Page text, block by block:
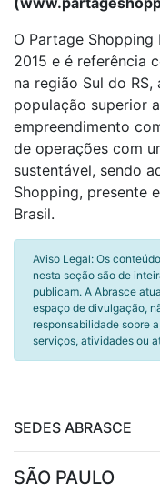
O Partage Shopping
2015 e é referência
na região Sul do
população superior
empreendimento
de operações com
sustentável, sendo
Shopping, presente
Brasil.
Aviso Legal: Os
nesta seção são de
publicam. A Abrasce
espaço de divulgação,
responsabilidade sobre
serviços, atividades ou
SEDES ABRASCE
SÃO PAULO